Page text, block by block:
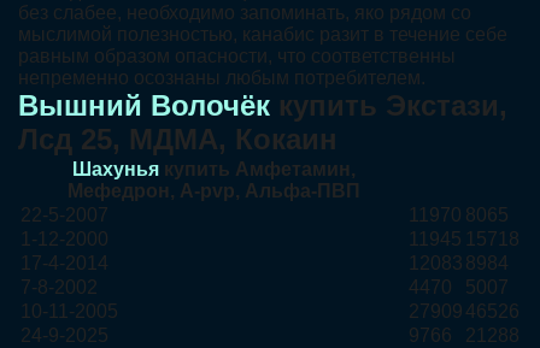
без слабее, необходимо запоминать, яко рядом со
мыслимой полезностью, канабис разит в течение себе
равным образом опасности, что соответственны
непременно осознаны любым потребителем.
Вышний Волочёк купить Экстази,
Лсд 25, МДМА, Кокаин
Шахуньякупить Амфетамин,
Мефедрон, A-pvp, Альфа-ПВП
22-5-2007
11970 8065
1-12-2000
11945 15718
17-4-2014
12083 8984
7-8-2002
4470
5007
10-11-2005
27909 46526
24-9-2025
9766
21288